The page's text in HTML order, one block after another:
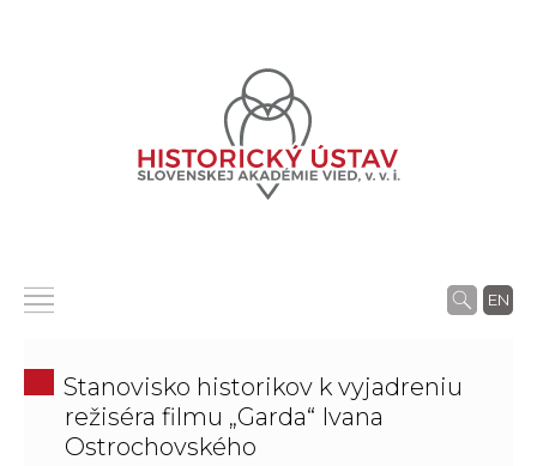
EN
Stanovisko historikov k vyjadreniu
režiséra filmu „Garda“ Ivana
Ostrochovského